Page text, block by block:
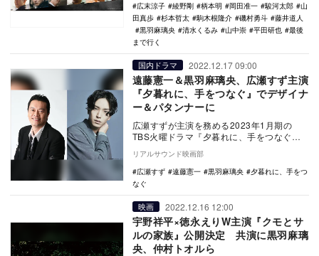
広末涼子
綾野剛 柄本明 岡田准一 駿河太郎
山
田真歩
杉本哲太 駒木根隆介 磯村勇斗
藤井道人
黒羽麻璃央
清水くるみ 山中崇 平田研也
最後
まで行く
国内ドラマ 2022.12.17 09:00
遠藤憲一＆黒羽麻璃央、広瀬すず主演
『夕暮れに、手をつなぐ』でデザイナ
ー＆パタンナーに
広瀬すずが主演を務める2023年1月期の
TBS火曜ドラマ『夕暮れに、手をつなぐ』
に、遠藤憲一と黒羽麻璃央が出演すること
が決定した…
リアルサウンド映画部
広瀬すず
遠藤憲一 黒羽麻璃央
夕暮れに、手をつ
なぐ
映画 2022.12.16 12:00
宇野祥平×徳永えりW主演『クモとサ
ルの家族』公開決定 共演に黒羽麻璃
央、仲村トオルら